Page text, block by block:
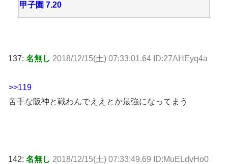
甲子園 7.20
137: 名無し 2018/12/15(土) 07:33:01.64 ID:27AHEyq4a
>>119
苦手な阪神と戦わんでええとか最強になってまう
142: 名無し 2018/12/15(土) 07:33:49.69 ID:MuELdvHo0